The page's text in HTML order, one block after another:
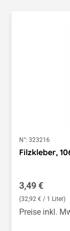
N°: 323216
Filzkleber,
Regulärer
3,49 €
(32,92 € / 1 Liter)
Preise inkl.